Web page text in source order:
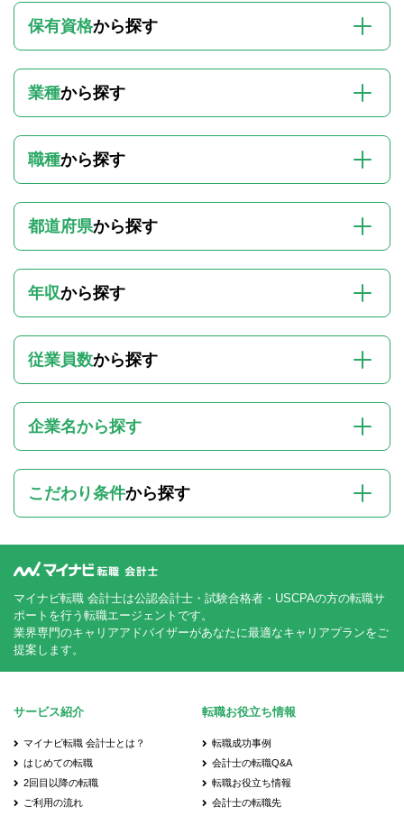
保有資格から探す
業種から探す
職種から探す
都道府県から探す
年収から探す
従業員数から探す
企業名から探す
こだわり条件から探す
マイナビ転職 会計士は公認会計士・試験合格者・USCPAの方の転職サ
ポートを行う転職エージェントです。
業界専門のキャリアアドバイザーがあなたに最適なキャリアプランをご
提案します。
サービス紹介
マイナビ転職 会計士とは？
はじめての転職
2回目以降の転職
ご利用の流れ
転職お役立ち情報
転職成功事例
会計士の転職Q&A
転職お役立ち情報
会計士の転職先